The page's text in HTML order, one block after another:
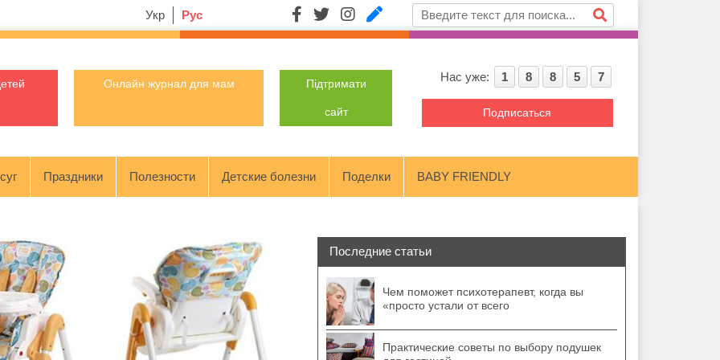
Укр Рус
Онлайн журнал для мам Підтримати
сайт
Нас уже: 1 8 8 5 7
Подписаться
Праздники Полезности Детские болезни Поделки BABY FRIENDLY
Последние статьи
Чем поможет психотерапевт, когда вы
«просто устали от всего
Практические советы по выбору подушек